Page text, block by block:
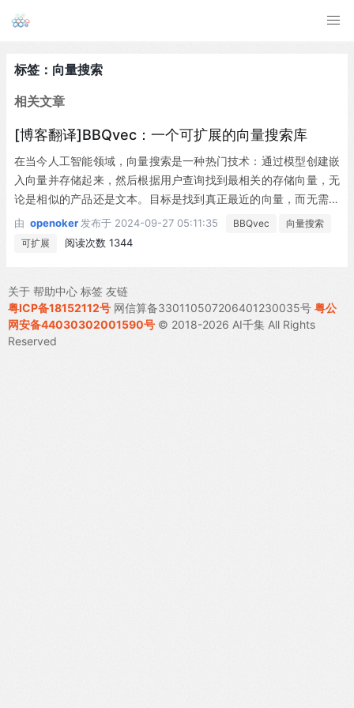
标签：向量搜索
相关文章
[博客翻译]BBQvec：一个可扩展的向量搜索库
在当今人工智能领域，向量搜索是一种热门技术：通过模型创建嵌
入向量并存储起来，然后根据用户查询找到最相关的存储向量，无
论是相似的产品还是文本。目标是找到真正最近的向量，而无需进
行全面的数据扫描。所有这些近似最近邻算法都在追求这个目标。
在Daxe，我们致力于构建结构化语义搜索——一个完整的AI搜索堆
分利用数据潜力。我们热衷于AI主权，坚...
由 openoker 发布于 2024-09-27 05:11:35 BBQvec
向量搜索
可扩展
阅读次数 1344
关于 帮助中心 标签 友链
粤ICP备18152112号 网信算备330110507206401230035号 粤公
网安备44030302001590号 © 2018-2026 AI千集 All Rights
Reserved